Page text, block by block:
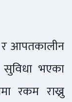
र आपतकालीन
भएका
रकम राख्नु